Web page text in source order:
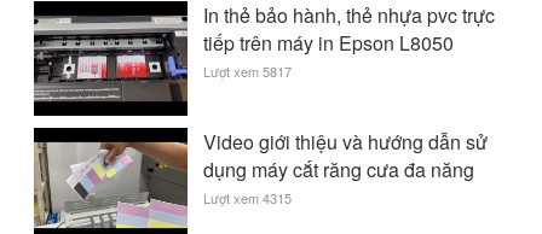
In thẻ bảo hành, thẻ nhựa pvc trực
tiếp trên máy in Epson L8050
Lượt xem 5817
Video giới thiệu và hướng dẫn sử
dụng máy cắt răng cưa đa năng
Lượt xem 4315